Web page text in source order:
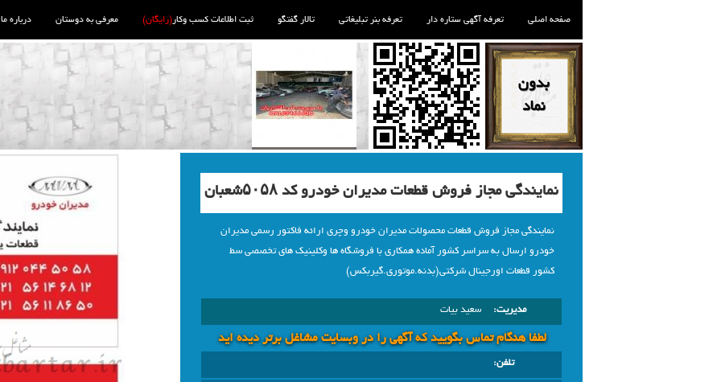
صفحه اصلی تعرفه آگهی ستاره دار تعرفه بنر تبلیغاتی تالار گفتگو ثبت اطلاعات کسب وکار(رایگان) معرفی به دوستان درباره ما
نمایندگی مجاز فروش قطعات مدیران خودرو کد ۵۰۵۸شعبان
نمایندگی مجاز فروش قطعات محصولات مدیران خودرو وچری ارائه فاکتور رسمی مدیران
خودرو ارسال به سراسر کشور آماده همکاری با فروشگاه ها وکلینیک های تخصصی سط
کشور قطعات اورجینال شرکتی(بدنه.موتوری.گیربکس)
مدیریت: سعید بیات
لطفا هنگام تماس بگویید که آگهی را در وبسايت مشاغل برتر دیده اید
تلفن: